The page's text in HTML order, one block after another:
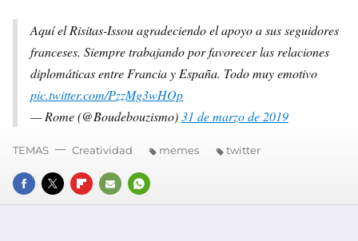
Aquí el Risitas-Issou agradeciendo el apoyo a sus seguidores
franceses. Siempre trabajando por favorecer las relaciones
diplomáticas entre Francia y España. Todo muy emotivo
pic.twitter.com/PzzMg3wHOp
— Rome (@Boudebouzismo)31 de marzo de 2019
FACEBOOK
TWITTERFLIPBOARD
E-
WHATSAPP
TEMAS Creatividad memes twitter